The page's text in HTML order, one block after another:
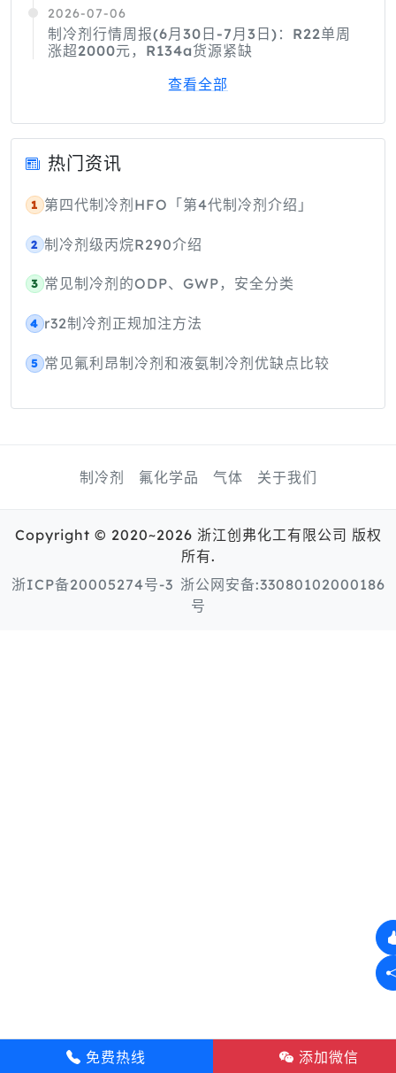
2026-07-06
制冷剂行情周报(6月30日-7月3日)：R22单周
涨超2000元，R134a货源紧缺
查看全部
热门资讯
1 第四代制冷剂HFO「第4代制冷剂介绍」
2 制冷剂级丙烷R290介绍
3 常见制冷剂的ODP、GWP，安全分类
4 r32制冷剂正规加注方法
5 常见氟利昂制冷剂和液氨制冷剂优缺点比较
制冷剂 氟化学品 气体 关于我们
Copyright © 2020~2026 浙江创弗化工有限公司 版权
所有.
浙ICP备20005274号-3 浙公网安备:33080102000186
号
免费热线 添加微信